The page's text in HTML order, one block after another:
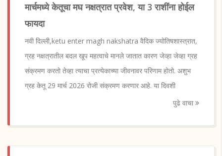
मार्चमध्ये केतूचा मघ नक्षत्रात प्रवेश, या 3 राशींना होईल
फायदा
नवी दिल्ली,ketu enter magh nakshatra वैदिक ज्योतिषशास्त्रात,
ग्रह नक्षत्रातील बदल खूप महत्वाचे मानले जातात कारण जेव्हा जेव्हा ग्रह
संक्रमण करतो तेव्हा त्याचा प्रत्येकाच्या जीवनावर परिणाम होतो. अशुभ
ग्रह केतू 29 मार्च 2026 रोजी संक्रमण करणार आहे. या दिवशी
पुढे वाचा